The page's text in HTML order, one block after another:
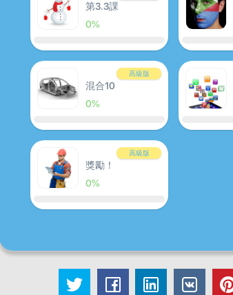
第3.3課
0%
高級版
混合10
0%
高級版
獎勵！
0%